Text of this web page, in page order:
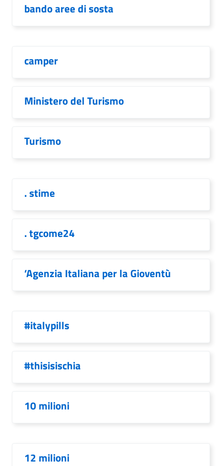
bando aree di sosta
camper
Ministero del Turismo
Turismo
. stime
. tgcome24
’Agenzia Italiana per la Gioventù
#italypills
#thisisischia
10 milioni
12 milioni